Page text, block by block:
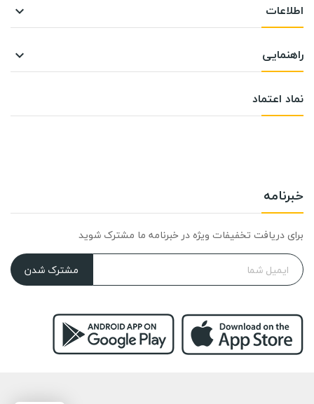
اطلاعات 
راهنمایی 
نماد اعتماد
خبرنامه
برای دریافت تخفیفات ویژه در خبرنامه ما مشترک شوید
مشترک شدن